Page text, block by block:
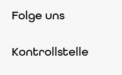
Folge uns
Kontrollstelle